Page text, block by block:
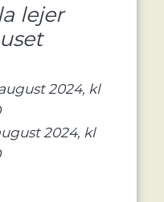
lejer
2024, kl
2024, kl